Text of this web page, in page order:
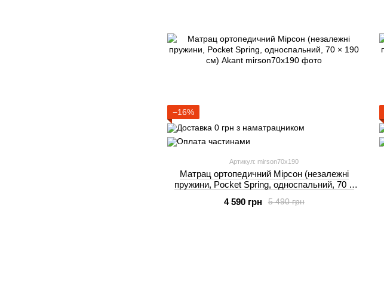
−16%
Артикул: mirson70x190
Матрац ортопедичний Мірсон (незалежні
пружини, Pocket Spring, односпальний, 70 ×
5 490 грн
4 590 грн